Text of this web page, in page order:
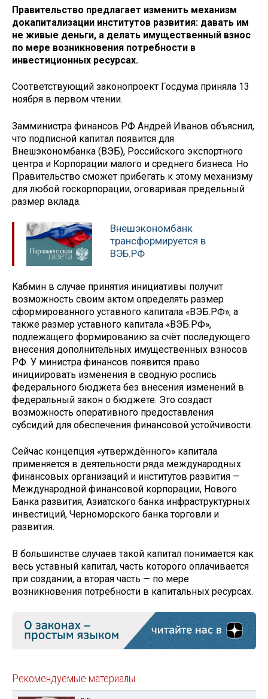
Правительство предлагает изменить механизм
докапитализации институтов развития: давать им
не живые деньги, а делать имущественный взнос
по мере возникновения потребности в
инвестиционных ресурсах.
Соответствующий законопроект Госдума приняла 13
ноября в первом чтении.
Замминистра финансов РФ Андрей Иванов объяснил,
что подписной капитал появится для
Внешэкономбанка (ВЭБ), Российского экспортного
центра и Корпорации малого и среднего бизнеса. Но
Правительство сможет прибегать к этому механизму
для любой госкорпорации, оговаривая предельный
размер вклада.
Внешэкономбанк
трансформируется в
ВЭБ.РФ
Кабмин в случае принятия инициативы получит
возможность своим актом определять размер
сформированного уставного капитала «ВЭБ.РФ», а
также размер уставного капитала «ВЭБ.РФ»,
подлежащего формированию за счёт последующего
внесения дополнительных имущественных взносов
РФ. У министра финансов появится право
инициировать изменения в сводную роспись
федерального бюджета без внесения изменений в
федеральный закон о бюджете. Это создаст
возможность оперативного предоставления
субсидий для обеспечения финансовой устойчивости.
Сейчас концепция «утверждённого» капитала
применяется в деятельности ряда международных
финансовых организаций и институтов развития —
Международной финансовой корпорации, Нового
Банка развития, Азиатского банка инфраструктурных
инвестиций, Черноморского банка торговли и
развития.
В большинстве случаев такой капитал понимается как
весь уставный капитал, часть которого оплачивается
при создании, а вторая часть — по мере
возникновения потребности в капитальных ресурсах.
Рекомендуемые материалы